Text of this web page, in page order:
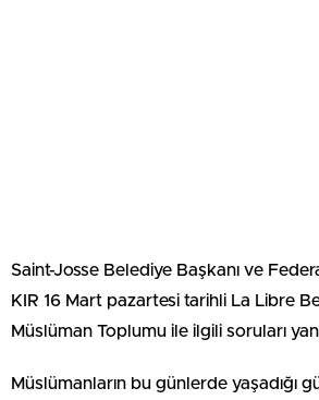
Saint-Josse Belediye Başkanı ve
KIR 16 Mart pazartesi tarihli La Libre
Müslüman Toplumu ile ilgili soruları
Müslümanların bu günlerde yaşadığı